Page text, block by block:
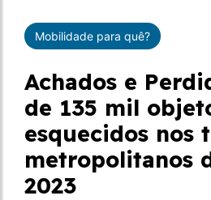
Mobilidade para quê?
Achados e
de 135 mil
esquecidos nos
metropolitanos
2023